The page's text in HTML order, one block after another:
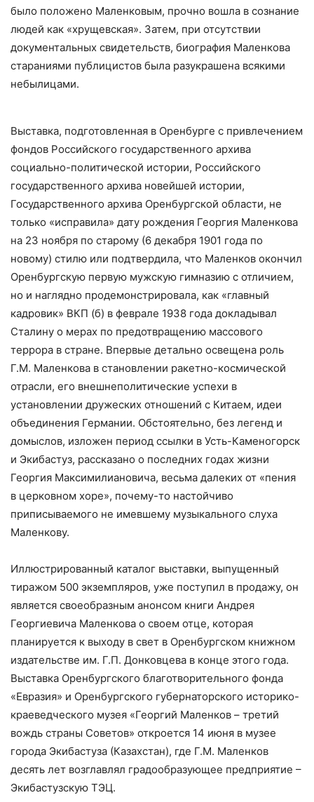
было положено Маленковым, прочно вошла в сознание
людей как «хрущевская». Затем, при отсутствии
документальных свидетельств, биография Маленкова
стараниями публицистов была разукрашена всякими
небылицами.
Выставка, подготовленная в Оренбурге с привлечением
фондов Российского государственного архива
социально-политической истории, Российского
государственного архива новейшей истории,
Государственного архива Оренбургской области, не
только «исправила» дату рождения Георгия Маленкова
на 23 ноября по старому (6 декабря 1901 года по
новому) стилю или подтвердила, что Маленков окончил
Оренбургскую первую мужскую гимназию с отличием,
но и наглядно продемонстрировала, как «главный
кадровик» ВКП (б) в феврале 1938 года докладывал
Сталину о мерах по предотвращению массового
террора в стране. Впервые детально освещена роль
Г.М. Маленкова в становлении ракетно-космической
отрасли, его внешнеполитические успехи в
установлении дружеских отношений с Китаем, идеи
объединения Германии. Обстоятельно, без легенд и
домыслов, изложен период ссылки в Усть-Каменогорск
и Экибастуз, рассказано о последних годах жизни
Георгия Максимилиановича, весьма далеких от «пения
в церковном хоре», почему-то настойчиво
приписываемого не имевшему музыкального слуха
Маленкову.
Иллюстрированный каталог выставки, выпущенный
тиражом 500 экземпляров, уже поступил в продажу, он
является своеобразным анонсом книги Андрея
Георгиевича Маленкова о своем отце, которая
планируется к выходу в свет в Оренбургском книжном
издательстве им. Г.П. Донковцева в конце этого года.
Выставка Оренбургского благотворительного фонда
«Евразия» и Оренбургского губернаторского историко-
краеведческого музея «Георгий Маленков – третий
вождь страны Советов» откроется 14 июня в музее
города Экибастуза (Казахстан), где Г.М. Маленков
десять лет возглавлял градообразующее предприятие –
Экибастузскую ТЭЦ.